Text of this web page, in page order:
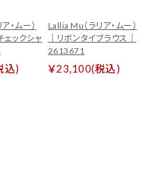
・ムー）
ェックシャ
込)
Lallia Mu（ラリア・ムー）
｜リボンタイブラウス｜
2613671
￥23,100(税込)